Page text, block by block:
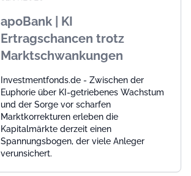
apoBank | KI
Ertragschancen trotz
Marktschwankungen
Investmentfonds.de - Zwischen der
Euphorie über KI-getriebenes Wachstum
und der Sorge vor scharfen
Marktkorrekturen erleben die
Kapitalmärkte derzeit einen
Spannungsbogen, der viele Anleger
verunsichert.